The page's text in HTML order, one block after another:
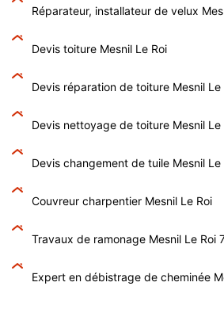
Réparateur, installateur de velux
Devis toiture Mesnil Le Roi
Devis réparation de toiture Mesnil Le
Devis nettoyage de toiture Mesnil Le
Devis changement de tuile Mesnil Le
Couvreur charpentier Mesnil Le Roi
Travaux de ramonage Mesnil Le Roi
Expert en débistrage de cheminée